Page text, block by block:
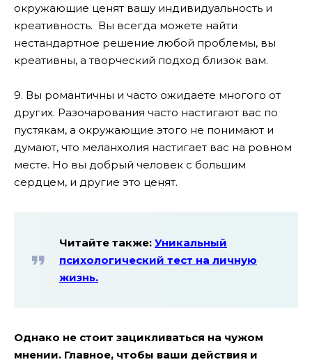
окружающие ценят вашу индивидуальность и
креативность. Вы всегда можете найти
нестандартное решение любой проблемы, вы
креативны, а творческий подход близок вам.
9. Вы романтичны и часто ожидаете многого от
других. Разочарования часто настигают вас по
пустякам, а окружающие этого не понимают и
думают, что меланхолия настигает вас на ровном
месте. Но вы добрый человек с большим
сердцем, и другие это ценят.
Читайте также: Уникальный
психологический тест на личную
жизнь.
Однако не стоит зацикливаться на чужом
мнении. Главное, чтобы ваши действия и